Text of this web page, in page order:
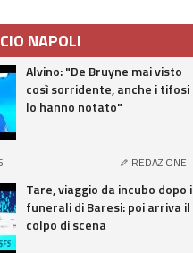
NAPOLI
Alvino: "De Bruyne mai visto
così sorridente, anche i tifosi
lo hanno notato"
REDAZIONE
Tare, viaggio da incubo dopo i
funerali di Baresi: poi arriva il
colpo di scena